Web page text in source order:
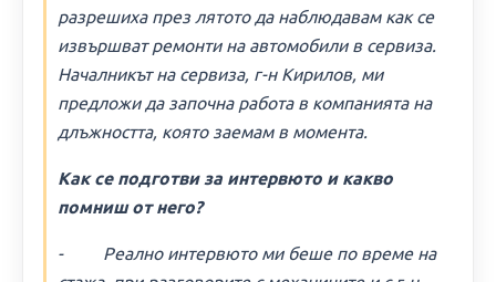
разрешиха през лятото да наблюдавам как се
извършват ремонти на автомобили в сервиза.
Началникът на сервиза, г-н Кирилов, ми
предложи да започна работа в компанията на
длъжността, която заемам в момента.
Как се подготви за интервюто и какво
помниш от него?
- Реално интервюто ми беше по време на